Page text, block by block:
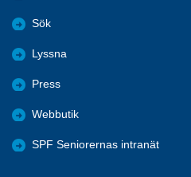
Sök
Lyssna
Press
Webbutik
SPF Seniorernas intranät